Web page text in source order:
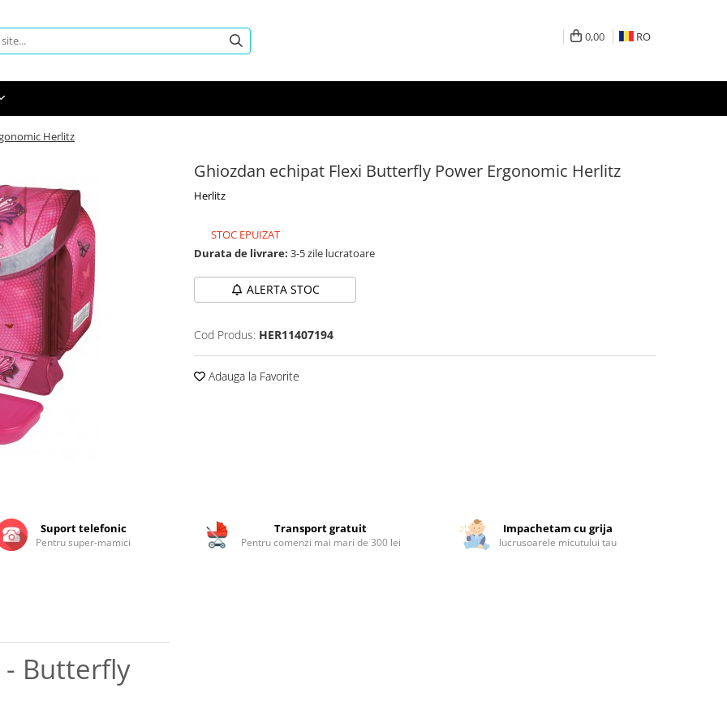
0,00 RO
Herlitz
Ghiozdan echipat Flexi Butterfly Power Ergonomic Herlitz
Herlitz
STOC EPUIZAT
Durata de livrare: 3-5 zile lucratoare
ALERTA STOC
Cod Produs: HER11407194
Adauga la Favorite
Suport telefonic
Pentru super-mamici
Transport gratuit
Pentru comenzi mai mari de 300 lei
Impachetam cu grija
lucrusoarele micutului tau
- Butterfly